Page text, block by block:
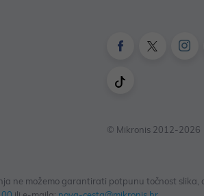
© Mikronis 2012-2026
ne možemo garantirati potpunu točnost slika,